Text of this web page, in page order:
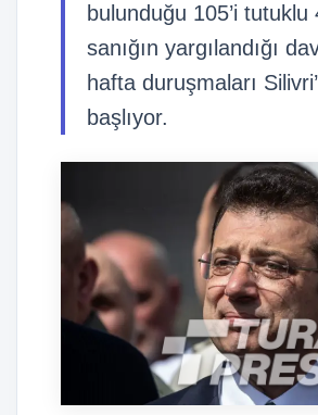
bulunduğu 105’i tutuklu
sanığın yargılandığı
hafta duruşmaları
başlıyor.